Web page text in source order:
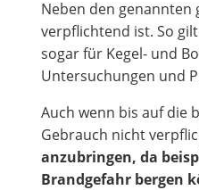
Neben den genannten
verpflichtend ist. So
sogar für Kegel- und
Untersuchungen und
Auch wenn bis auf die
Gebrauch nicht
anzubringen, da
Brandgefahr bergen